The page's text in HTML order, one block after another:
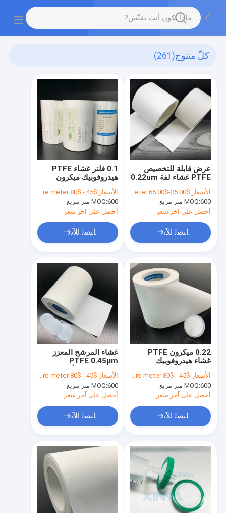
كلّ منتوج(261)
0.1 فلتر غشاء PTFE
هيدروفوبيك ميكرون
للتهوية العقيمة
الأسعار:$45 - $80 per square meter
MOQ:600 متر مربع
أحصل على آخر سعر
ﺎﺘﺼﻟ ﺍﻶﻧ
عرض قابلة للتخصيص
PTFE غشاء لفة 0.22um
-3um حجم المسام
الأسعار:$35.00-$65.00 per square meter
MOQ:600 متر مربع
أحصل على آخر سعر
ﺎﺘﺼﻟ ﺍﻶﻧ
غشاء المرشح المعزز
PTFE 0.45μm
هيدروفوبيك للأجهزة
الطبية الحيوية
الأسعار:$45 - $80 per square meter
MOQ:600 متر مربع
أحصل على آخر سعر
ﺎﺘﺼﻟ ﺍﻶﻧ
0.22 ميكرون PTFE
غشاء هيدروفوبيك
المصفوفة لفلاتر مضادة
للبكتيريا
الأسعار:$45 - $80 per square meter
MOQ:600 متر مربع
أحصل على آخر سعر
ﺎﺘﺼﻟ ﺍﻶﻧ